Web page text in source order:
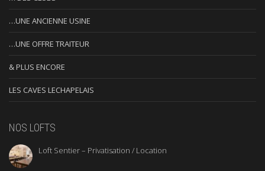
…UNE ANCIENNE USINE
…UNE OFFRE TRAITEUR
& PLUS ENCORE
LES CAVES LECHAPELAIS
NOS LOFTS
Loft Sentier – Privatisation / Location